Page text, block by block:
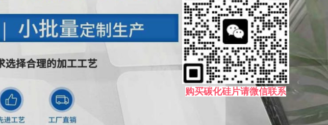
购买碳化硅片请微信联系